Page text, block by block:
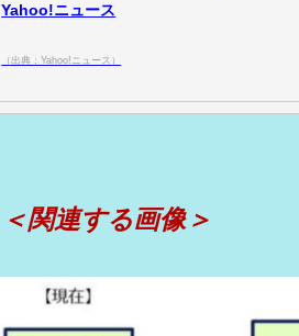
Yahoo!ニュース
（出典：Yahoo!ニュース）
＜関連する画像＞